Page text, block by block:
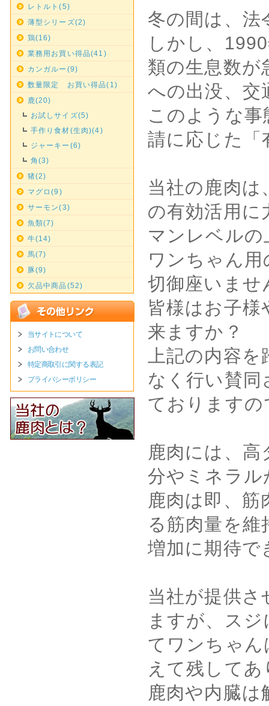
レトルト(5)
薄型シリーズ(2)
鶏(16)
業務用お買い得品(41)
カンガルー(9)
数量限定 お買い得品(1)
鹿(20)
お試しサイズ(5)
手作り食材(生肉)(4)
ジャーキー(6)
角(3)
猪(2)
マグロ(9)
サーモン(3)
魚類(7)
牛(14)
馬(7)
豚(9)
欠品中商品(52)
当サイトについて
お問い合わせ
特定商取引に関する表記
プライバシーポリシー
冬の間は、法
しかし、
類の生息数が
への出没、交
このような
請に応じた「
当社の鹿肉
の有効活用に
マンレベル
ワンちゃん
切御座いませ
皆様はお子
来ますか？
上記の内容
なく行い賛同
ております
鹿肉には、
分やミネラル
鹿肉は即、
る筋肉量を
増加に期待で
当社が提供
ますが、ス
てワンちゃ
えて残して
鹿肉や内臓